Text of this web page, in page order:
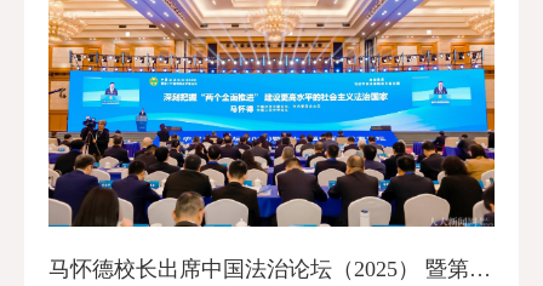
马怀德校长出席中国法治论坛（2025） 暨第十六届中国法学家论坛并作主旨发言